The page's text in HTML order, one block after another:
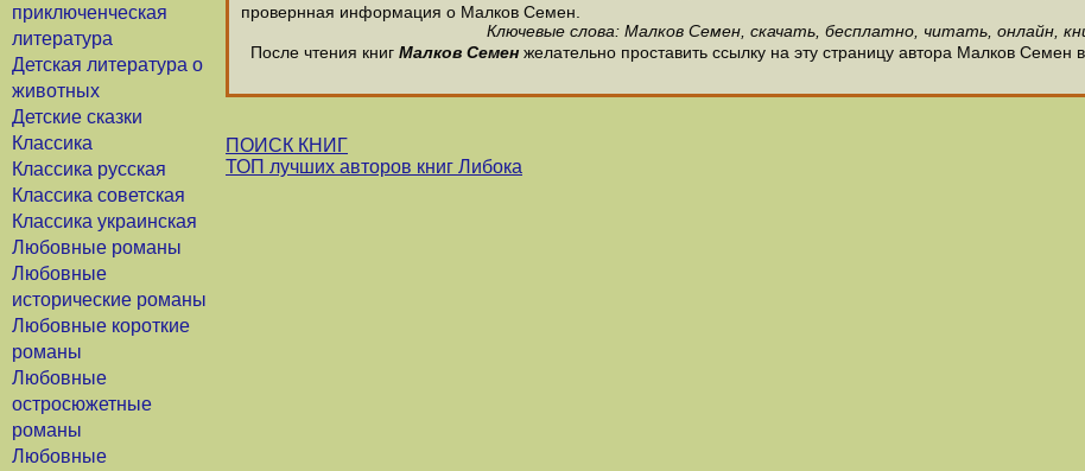
приключенческая
литература
Детская литература о
животных
Детские сказки
Классика
Классика русская
Классика советская
Классика украинская
Любовные романы
Любовные
исторические романы
Любовные короткие
романы
Любовные
остросюжетные
романы
Любовные
провернная информация о Малков Семен.
Ключевые слова: Малков Семен, скачать, бесплатно, читать, онлайн,
После чтения книг Малков Семен желательно проставить ссылку на эту страницу автора Малков Семен
ПОИСК КНИГ
ТОП лучших авторов книг Либока